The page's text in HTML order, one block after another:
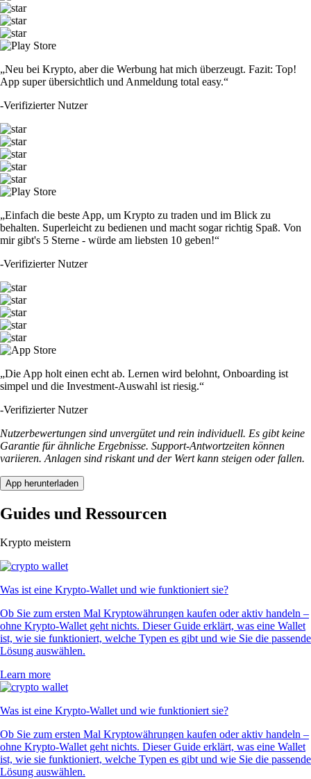
„Neu bei Krypto, aber die Werbung hat mich überzeugt. Fazit: Top!
App super übersichtlich und Anmeldung total easy.“
-Verifizierter Nutzer
„Einfach die beste App, um Krypto zu traden und im Blick zu
behalten. Superleicht zu bedienen und macht sogar richtig Spaß. Von
mir gibt's 5 Sterne - würde am liebsten 10 geben!“
-Verifizierter Nutzer
„Die App holt einen echt ab. Lernen wird belohnt, Onboarding ist
simpel und die Investment-Auswahl ist riesig.“
-Verifizierter Nutzer
Nutzerbewertungen sind unvergütet und rein individuell. Es gibt keine
Garantie für ähnliche Ergebnisse. Support-Antwortzeiten können
variieren. Anlagen sind riskant und der Wert kann steigen oder fallen.
App herunterladen
Guides und Ressourcen
Krypto meistern
Was ist eine Krypto-Wallet und wie funktioniert sie?
Ob Sie zum ersten Mal Kryptowährungen kaufen oder aktiv handeln –
ohne Krypto-Wallet geht nichts. Dieser Guide erklärt, was eine Wallet
ist, wie sie funktioniert, welche Typen es gibt und wie Sie die passende
Lösung auswählen.
Learn more
Was ist eine Krypto-Wallet und wie funktioniert sie?
Ob Sie zum ersten Mal Kryptowährungen kaufen oder aktiv handeln –
ohne Krypto-Wallet geht nichts. Dieser Guide erklärt, was eine Wallet
ist, wie sie funktioniert, welche Typen es gibt und wie Sie die passende
Lösung auswählen.